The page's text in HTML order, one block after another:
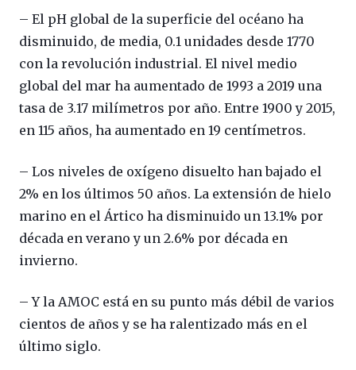
– El pH global de la superficie del océano ha
disminuido, de media, 0.1 unidades desde 1770
con la revolución industrial. El nivel medio
global del mar ha aumentado de 1993 a 2019 una
tasa de 3.17 milímetros por año. Entre 1900 y 2015,
en 115 años, ha aumentado en 19 centímetros.
– Los niveles de oxígeno disuelto han bajado el
2% en los últimos 50 años. La extensión de hielo
marino en el Ártico ha disminuido un 13.1% por
década en verano y un 2.6% por década en
invierno.
– Y la AMOC está en su punto más débil de varios
cientos de años y se ha ralentizado más en el
último siglo.